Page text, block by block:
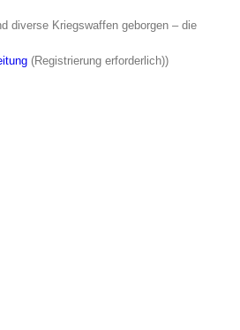
diverse Kriegswaffen geborgen – die
(Registrierung erforderlich))